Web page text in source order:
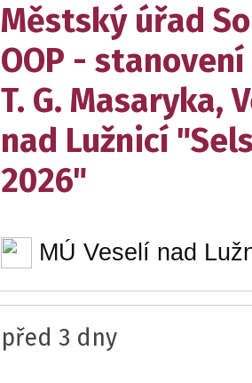
Městský úřad
OOP -
T. G. Masaryka,
nad Lužnicí
2026"
MÚ Veselí nad
před 3 dny